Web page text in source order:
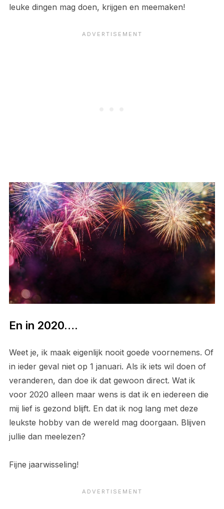
leuke dingen mag doen, krijgen en meemaken!
En in 2020….
Weet je, ik maak eigenlijk nooit goede voornemens. Of
in ieder geval niet op 1 januari. Als ik iets wil doen of
veranderen, dan doe ik dat gewoon direct. Wat ik
voor 2020 alleen maar wens is dat ik en iedereen die
mij lief is gezond blijft. En dat ik nog lang met deze
leukste hobby van de wereld mag doorgaan. Blijven
jullie dan meelezen?
Fijne jaarwisseling!